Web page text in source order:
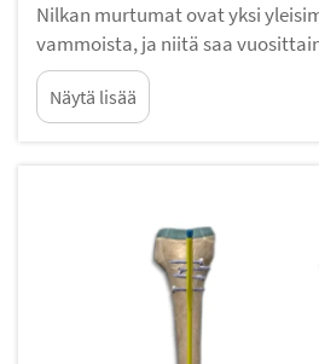
Nilkan murtumat ovat yksi
vammoista, ja niitä saa
eri väestöryhmistä ja ikäluokista.
kiinnitysmenetelmät ovat
yhteisöä vuosikymmeniä, mutta
Näytä lisää